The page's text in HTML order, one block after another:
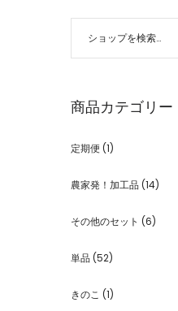
商品カテゴリー
定期便 (1)
農家発！加工品 (14)
その他のセット (6)
単品 (52)
きのこ (1)